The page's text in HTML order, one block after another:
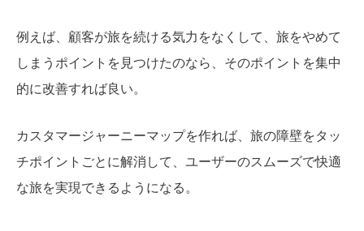
例えば、顧客が旅を続ける気力をなくして、旅をやめて
しまうポイントを見つけたのなら、そのポイントを集中
的に改善すれば良い。
カスタマージャーニーマップを作れば、旅の障壁をタッ
チポイントごとに解消して、ユーザーのスムーズで快適
な旅を実現できるようになる。